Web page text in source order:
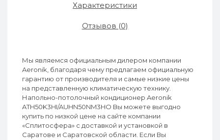
Характеристики
Отзывов (0)
Мы являемся официальным дилером компании
Aeronik, благодаря чему предлагаем официальную
гарантию от производителя и самые низкие цены
на представленную климатическую технику.
Напольно-потолочный кондиционер Aeronik
ATH50K3HI/AUHN50NM3HO Вы можете выгодно
купить по низкой цене на сайте компании
«Сплитосфера» с доставкой и установкой в
Саратове и Саратовской области. Если Вы